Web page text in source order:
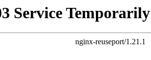
Service
nginx-reuseport/1.21.1